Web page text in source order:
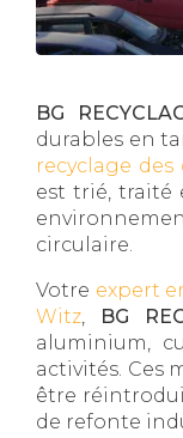
BG
durables en
recyclage
est trié, traité
circulaire.
Votre expert
Witz, BG
aluminium,
activités. Ces
être
de refonte